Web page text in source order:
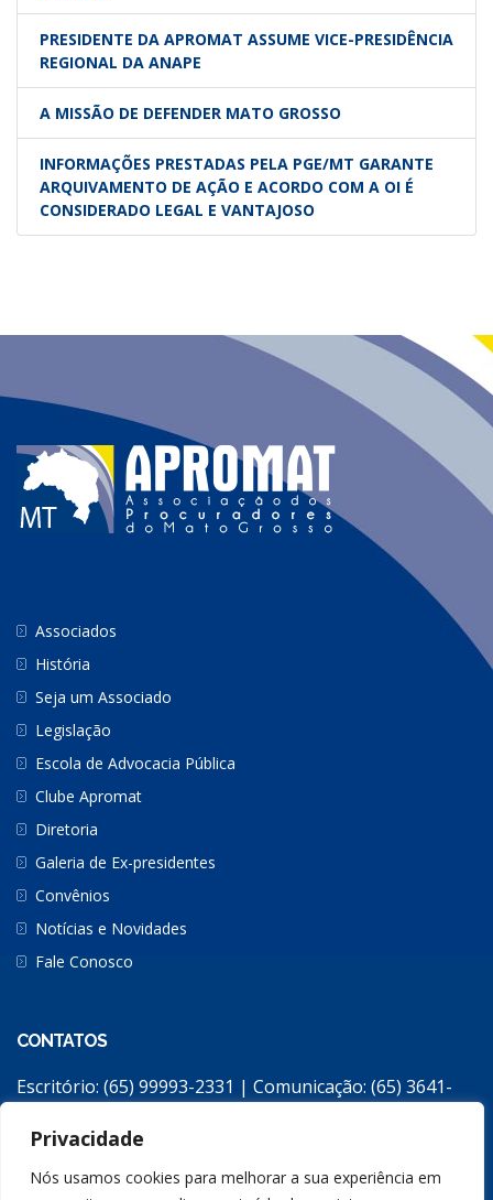
Privacidade
Nós usamos cookies para melhorar a sua experiência em
PRESIDENTE DA APROMAT ASSUME VICE-PRESIDÊNCIA
REGIONAL DA ANAPE
A MISSÃO DE DEFENDER MATO GROSSO
INFORMAÇÕES PRESTADAS PELA PGE/MT GARANTE
ARQUIVAMENTO DE AÇÃO E ACORDO COM A OI É
CONSIDERADO LEGAL E VANTAJOSO
Associados
História
Seja um Associado
Legislação
Escola de Advocacia Pública
Clube Apromat
Diretoria
Galeria de Ex-presidentes
Convênios
Notícias e Novidades
Fale Conosco
CONTATOS
Escritório: (65) 99993-2331 | Comunicação: (65) 3641-
apromat2@gmail.com
Escritório: Avenida República do Líbano, 2258 / Jardim